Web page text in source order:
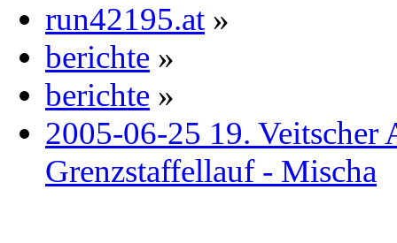
run42195.at »
berichte »
berichte »
2005-06-25 19. Veitscher
Grenzstaffellauf - Mischa